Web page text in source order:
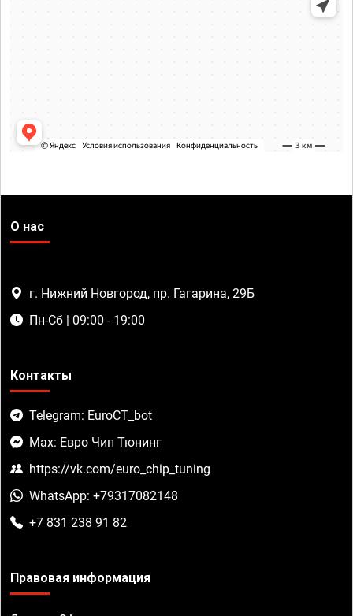
О нас
г. Нижний Новгород, пр. Гагарина, 29Б
Пн-Сб | 09:00 - 19:00
Контакты
Telegram: EuroCT_bot
Max: Евро Чип Тюнинг
https://vk.com/euro_chip_tuning
WhatsApp: +79317082148
+7 831 238 91 82
Правовая информация